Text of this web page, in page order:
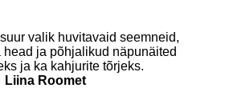
valik huvitavaid seemneid,
head ja põhjalikud näpunäited
ja ka kahjurite tõrjeks.
Liina Roomet
Kasutan aias
tervist, hingerahu
et selle